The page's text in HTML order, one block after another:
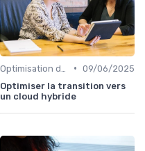
• 09/06/2025
Optimiser la transition vers
un cloud hybride